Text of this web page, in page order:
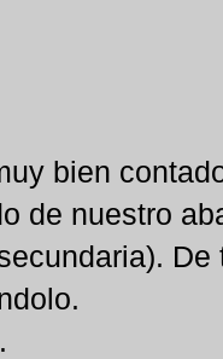
bien
de nuestro